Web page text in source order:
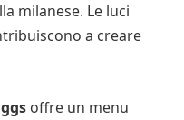
milanese. Le luci
a creare
offre un menu